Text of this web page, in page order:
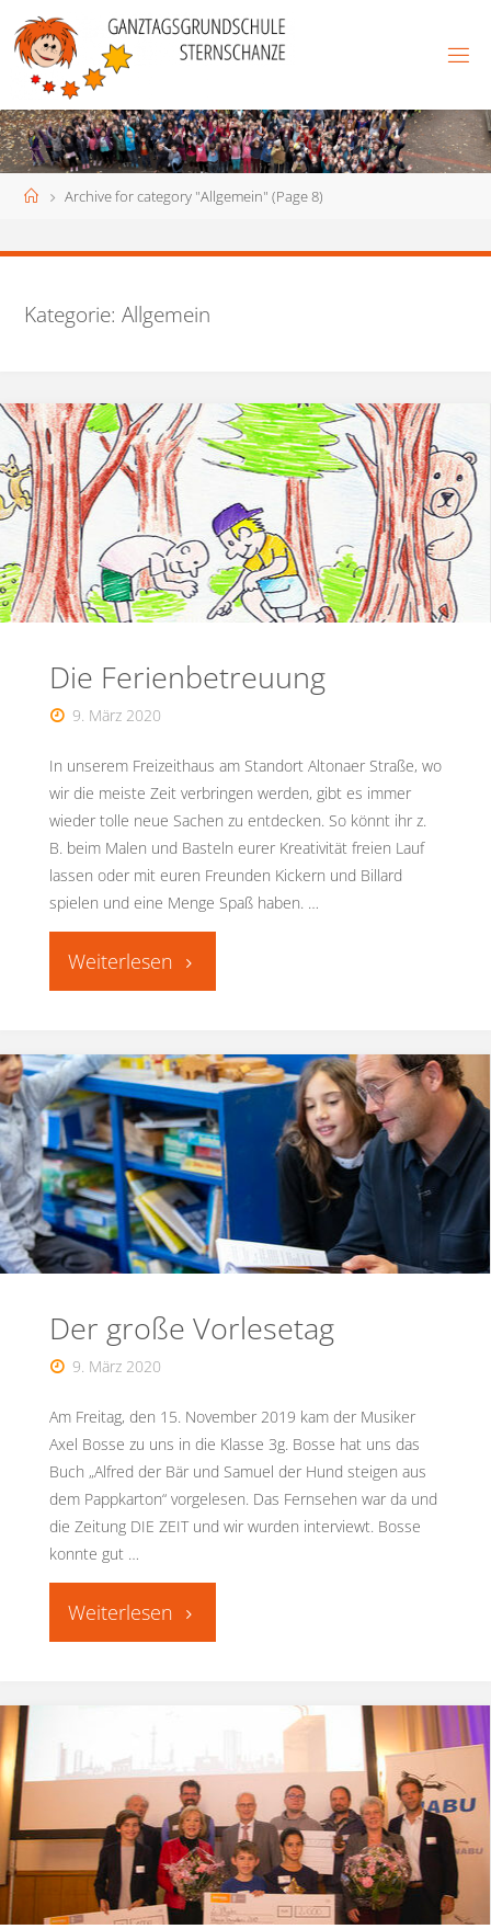
content
HomeArchive for category "Allgemein" (Page 8)
Kategorie:Allgemein
Die Ferienbetreuung
9. März 2020
In unserem Freizeithaus am Standort Altonaer Straße, wo
wir die meiste Zeit verbringen werden, gibt es immer
wieder tolle neue Sachen zu entdecken. So könnt ihr z.
B. beim Malen und Basteln eurer Kreativität freien Lauf
lassen oder mit euren Freunden Kickern und Billard
spielen und eine Menge Spaß haben. …
"Die
Der große Vorlesetag
9. März 2020
Am Freitag, den 15. November 2019 kam der Musiker
Axel Bosse zu uns in die Klasse 3g. Bosse hat uns das
Buch „Alfred der Bär und Samuel der Hund steigen aus
dem Pappkarton“ vorgelesen. Das Fernsehen war da und
die Zeitung DIE ZEIT und wir wurden interviewt. Bosse
konnte gut …
"Der